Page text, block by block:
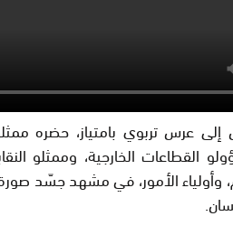
عرس تربوي بامتياز، حضره
القطاعات الخارجية، وممثلو
وأولياء الأمور، في مشهد جسّد